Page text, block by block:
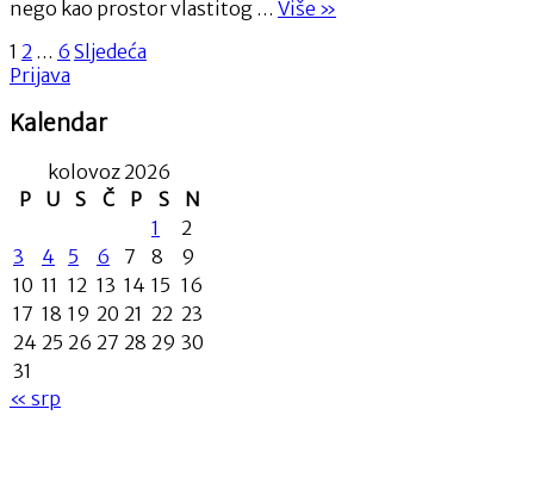
nego kao prostor vlastitog … Više “Iza
»
Brojevi
stranica
objava
1 2 … 6 Sljedeća
Prijava
Kalendar
kolovoz 2026
P
U S Č P S
N
1
2
3
4 5 6 7 8
9
10 11 12 13 14 15 16
17 18 19 20 21 22 23
24 25 26 27 28 29 30
31
« srp